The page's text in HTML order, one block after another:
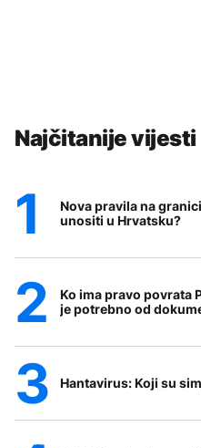
Najčitanije vijesti
Nova pravila na
unositi u Hrvatsku?
Ko ima pravo povrata
je potrebno od
Hantavirus: Koji su